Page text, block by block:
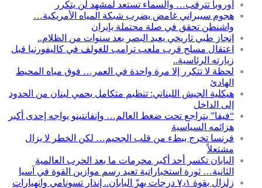
أوروبا تترقب… والسماء تستعد لمشهد لن يتكرر
هجوم سيبراني غامض يضرب شبكة المياه الأمريكية…
واشنطن تحقق في صلة محتملة بإيران
إنجاز طبي تاريخي يعيد البصر بعد سنوات من الظلام..
اعتقال مسلح قرب ملعب ترامب للغولف في كاليفورنيا قبل
زيارته الرئاسية..
لحظة لا تتكرر إلا مرة واحدة في العمر… فوق مياه المحيط
الهادئ
هيكلية الجيش اللبناني: تنظيم متكامل يحمي لبنان من الحدود
إلى الداخل
“فيفا” يتراجع تحت ضغط العالم… وإنفانتينو يواجه إحدى أكبر
هزائمه السياسية
فرنسا تخرج ببطء من قلب الجحيم… لكن الخطر لا يزال
مشتعلاً
اليابان تكسر أحد أكبر محرمات ما بعد الحرب العالمية
الثانية… ثورة استخباراتية تعيد رسم موازين القوة في آسيا
زلزال بقوة ٧٫١ درجات يهزّ اليابان.. إنذار تسونامي وانهيارات